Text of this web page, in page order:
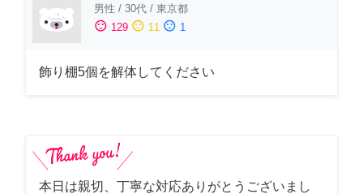
男性 / 30代 / 東京都
sentiment_satisfied 129 sentiment_neutral 11 sentiment_dissatisfied 1
飾り棚5個を解体してください
本日は親切、丁寧な対応ありがとうございまし